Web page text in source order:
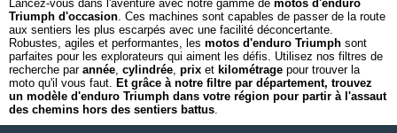
Lancez-vous dans l'aventure avec notre gamme de motos d'enduro
Triumph d'occasion. Ces machines sont capables de passer de la route
aux sentiers les plus escarpés avec une facilité déconcertante.
Robustes, agiles et performantes, les motos d'enduro Triumph sont
parfaites pour les explorateurs qui aiment les défis. Utilisez nos filtres de
recherche par année, cylindrée, prix et kilométrage pour trouver la
moto qu'il vous faut. Et grâce à notre filtre par département, trouvez
un modèle d'enduro Triumph dans votre région pour partir à l'assaut
des chemins hors des sentiers battus.